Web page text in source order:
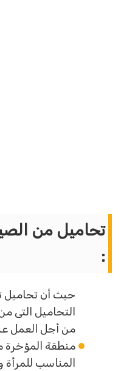
تحاميل من
:
حيث أن تحاميل
التحاميل التى
من أجل العمل
منطقة المؤخرة
المناسب